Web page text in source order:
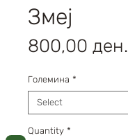
Змеј
800,00 ден.
Големина *
Quantity *